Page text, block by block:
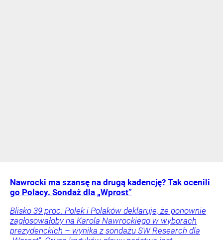
Nawrocki ma szansę na drugą kadencję? Tak ocenili
go Polacy. Sondaż dla „Wprost”
Blisko 39 proc. Polek i Polaków deklaruje, że ponownie
zagłosowałoby na Karola Nawrockiego w wyborach
prezydenckich – wynika z sondażu SW Research dla